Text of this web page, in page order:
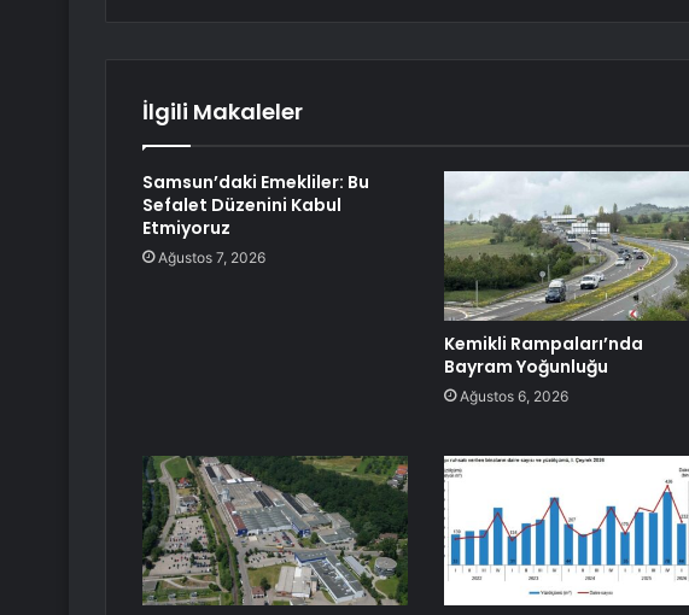
İlgili Makaleler
Samsun’daki Emekliler: Bu
Sefalet Düzenini Kabul
Etmiyoruz
Ağustos 7, 2026
Kemikli Rampaları’nda
Bayram Yoğunluğu
Ağustos 6, 2026